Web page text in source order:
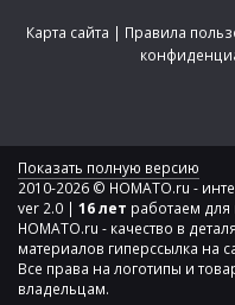
Карта сайта | Правила
Показать полную версию
2010-2026 © HOMATO.ru -
ver 2.0 | 16 лет работаем для
HOMATO.ru - качество в
материалов гиперссылка на
Все права на логотипы и
владельцам.